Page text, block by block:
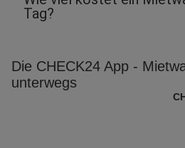
Tag?
Die CHECK24 App -
unterwegs